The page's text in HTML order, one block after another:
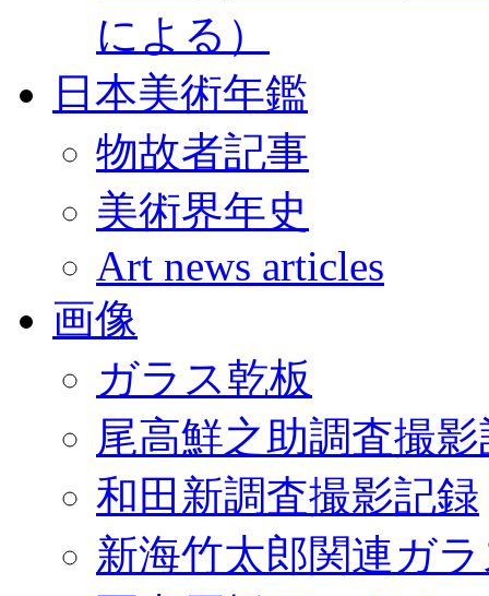
による）
日本美術年鑑
物故者記事
美術界年史
Art news articles
画像
ガラス乾板
尾高鮮之助調査撮
和田新調査撮影記録
新海竹太郎関連ガ